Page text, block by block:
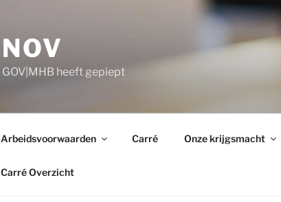
NOV
GOV|MHB heeft gepiept
Arbeidsvoorwaarden Carré Onze krijgsmacht
Carré Overzicht